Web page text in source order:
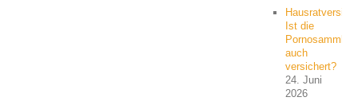
Ist die
auch
versichert?
24. Juni
2026